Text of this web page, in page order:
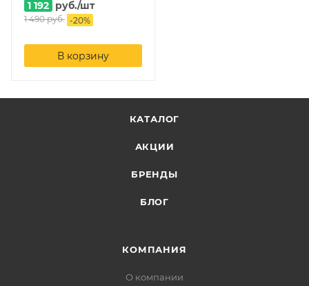
1 192 руб./шт
1 490руб. -20%
В корзину
КАТАЛОГ
АКЦИИ
БРЕНДЫ
БЛОГ
КОМПАНИЯ
О компании